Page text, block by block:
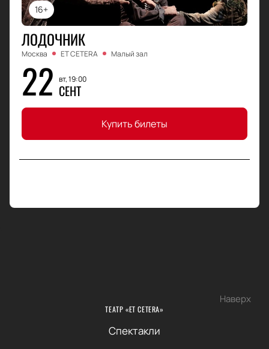
16+
ЛОДОЧНИК
Москва ET CETERA Малый зал
22 вт, 19:00
СЕНТ
Купить билеты
Наверх
ТЕАТР «ET CETERA»
Спектакли